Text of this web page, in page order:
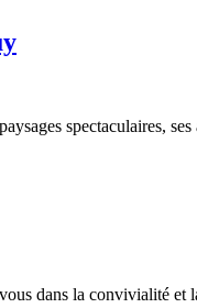
spectaculaires,
dans la convivialité et